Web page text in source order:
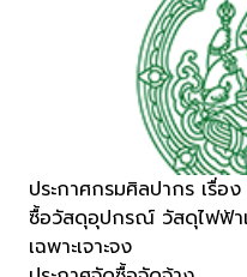
ประกาศกรมศิลปากร เรื่อ
ซื้อวัสดุอุปกรณ์ วัสดุไฟฟ้า
เฉพาะเจาะจง